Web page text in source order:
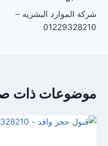
شركة الموارد البشريه –
01229328210
موضوعات ذات